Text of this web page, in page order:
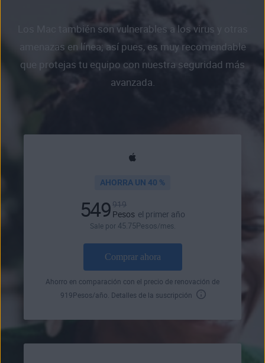
Los Mac también son vulnerables a los virus y otras
amenazas en línea; así pues, es muy recomendable
que protejas tu equipo con nuestra seguridad más
avanzada.
AHORRA UN 40 %
549 919
Pesos el primer año
Sale por 45 .75Pesos/mes.
Comprar ahora
Ahorro en comparación con el precio de renovación de
919Pesos/año. Detalles de la suscripción